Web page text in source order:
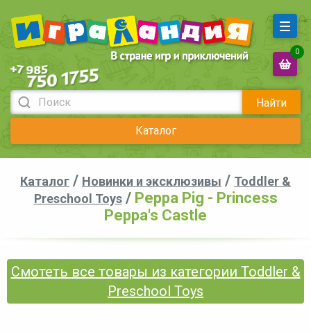
Найти
Каталог
0
Каталог / Новинки и эксклюзивы / Toddler &
Preschool Toys/ Peppa Pig - Princess
Peppa's Castle
Смотеть все товары из категории Toddler &
Preschool Toys